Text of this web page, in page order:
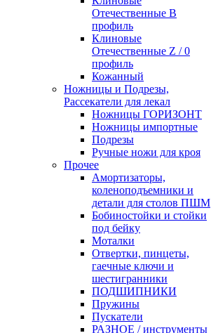
Отечественные В
профиль
Клиновые
Отечественные Z / 0
профиль
Кожанный
Ножницы и Подрезы,
Рассекатели для лекал
Ножницы ГОРИЗОНТ
Ножницы импортные
Подрезы
Ручные ножи для кроя
Прочее
Амортизаторы,
коленоподъемники и
детали для столов ПШМ
Бобиностойки и стойки
под бейку
Моталки
Отвертки, пинцеты,
гаечные ключи и
шестигранники
ПОДШИПНИКИ
Пружины
Пускатели
РАЗНОЕ / инструменты